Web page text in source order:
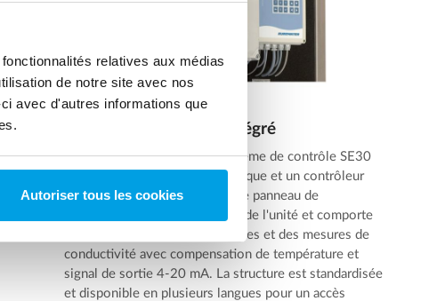
relatives aux médias
de notre site avec nos
avec d'autres informations que
Autoriser tous les cookies
Système de contrôle intégré
Le CU:RO est équipé d'un système de contrôle SE30
comprenant une armoire électrique et un contrôleur
logique programmable (PLC). Le panneau de
commande est visible à l'avant de l'unité et comporte
des débitmètres, des manomètres et des mesures de
conductivité avec compensation de température et
signal de sortie 4-20 mA. La structure est standardisée
et disponible en plusieurs langues pour un accès